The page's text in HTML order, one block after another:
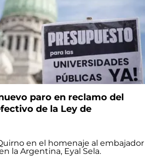
paro en reclamo del
de la Ley de